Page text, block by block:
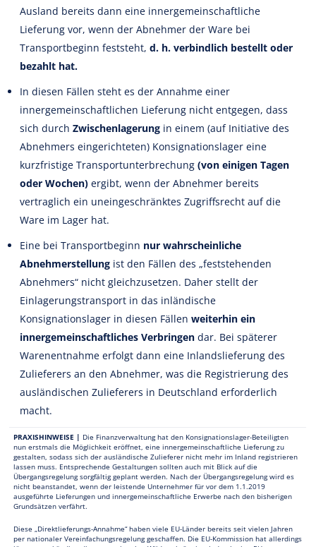
Ausland bereits dann eine innergemeinschaftliche
Lieferung vor, wenn der Abnehmer der Ware bei
Transportbeginn feststeht,d. h. verbindlich bestellt oder
bezahlt hat.
In diesen Fällen steht es der Annahme einer
innergemeinschaftlichen Lieferung nicht entgegen, dass
sich durchZwischenlagerung in einem (auf Initiative des
Abnehmers eingerichteten) Konsignationslager eine
kurzfristige Transportunterbrechung(von einigen Tagen
oder Wochen) ergibt, wenn der Abnehmer bereits
vertraglich ein uneingeschränktes Zugriffsrecht auf die
Ware im Lager hat.
Eine bei Transportbeginn nur wahrscheinliche
Abnehmerstellung ist den Fällen des „feststehenden
Abnehmers“ nicht gleichzusetzen. Daher stellt der
Einlagerungstransport in das inländische
Konsignationslager in diesen Fällenweiterhin ein
innergemeinschaftliches Verbringen dar. Bei späterer
Warenentnahme erfolgt dann eine Inlandslieferung des
Zulieferers an den Abnehmer, was die Registrierung des
ausländischen Zulieferers in Deutschland erforderlich
macht.
PRAXISHINWEISE | Die Finanzverwaltung hat den Konsignationslager-Beteiligten
nun erstmals die Möglichkeit eröffnet, eine innergemeinschaftliche Lieferung zu
gestalten, sodass sich der ausländische Zulieferer nicht mehr im Inland registrieren
lassen muss. Entsprechende Gestaltungen sollten auch mit Blick auf die
Übergangsregelung sorgfältig geplant werden. Nach der Übergangsregelung wird es
nicht beanstandet, wenn der leistende Unternehmer für vor dem 1.1.2019
ausgeführte Lieferungen und innergemeinschaftliche Erwerbe nach den bisherigen
Grundsätzen verfährt.
Diese „Direktlieferungs-Annahme“ haben viele EU-Länder bereits seit vielen Jahren
per nationaler Vereinfachungsregelung geschaffen. Die EU-Kommission hat allerdings